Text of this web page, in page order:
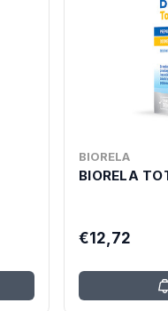
BIORELA
BIORELA
€12,72